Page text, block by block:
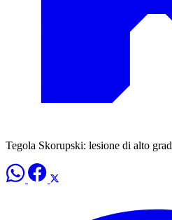
Tegola Skorupski: lesione di alto